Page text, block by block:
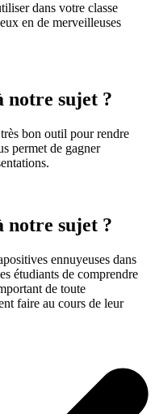
dans votre classe
en de merveilleuses
notre sujet ?
bon outil pour rendre
permet de gagner
notre sujet ?
ennuyeuses dans
étudiants de comprendre
de toute
faire au cours de leur